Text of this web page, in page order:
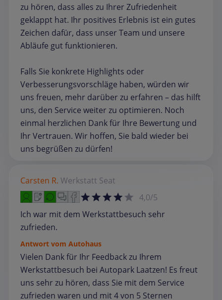
zu hören, dass alles zu Ihrer Zufriedenheit
geklappt hat. Ihr positives Erlebnis ist ein gutes
Zeichen dafür, dass unser Team und unsere
Abläufe gut funktionieren.
Falls Sie konkrete Highlights oder
Verbesserungsvorschläge haben, würden wir
uns freuen, mehr darüber zu erfahren – das hilft
uns, den Service weiter zu optimieren. Noch
einmal herzlichen Dank für Ihre Bewertung und
Ihr Vertrauen. Wir hoffen, Sie bald wieder bei
uns begrüßen zu dürfen!
Carsten R. Werkstatt Seat
4,0/5
Ich war mit dem Werkstattbesuch sehr
zufrieden.
Antwort vom Autohaus
Vielen Dank für Ihr Feedback zu Ihrem
Werkstattbesuch bei Autopark Laatzen! Es freut
uns sehr zu hören, dass Sie mit dem Service
zufrieden waren und mit 4 von 5 Sternen